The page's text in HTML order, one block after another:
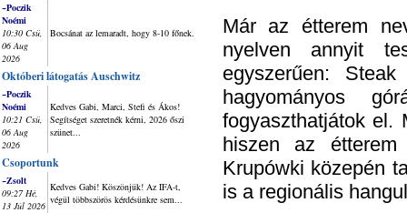
~Poczik
Noémi
10:30 Csü,
06 Aug
2026
Bocsánat az lemaradt, hogy 8-10 főnek.
Októberi látogatás Auschwitz
~Poczik
Noémi
10:21 Csü,
06 Aug
2026
Kedves Gabi, Marci, Stefi és Ákos!
Segítséget szeretnék kérni, 2026 őszi
szünet...
Csoportunk
~Zsolt
09:27 Hé,
13 Júl 2026
Kedves Gabi! Köszönjük! Az IFA-t,
végül többszörös kérdésünkre sem...
Már az étterem
nyelven annyit
egyszerűen:
hagyományos
fogyaszthatjátok el.
hiszen az
Krupówki közepén
is a regionális